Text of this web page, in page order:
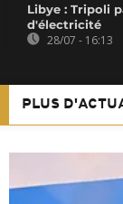
Libye : Tripoli
d'électricité
28/07 - 16:13
PLUS